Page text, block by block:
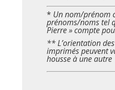
* Un nom/prénom
prénoms/noms tel
Pierre » compte
** L’orientation
imprimés peuvent
housse à une autre